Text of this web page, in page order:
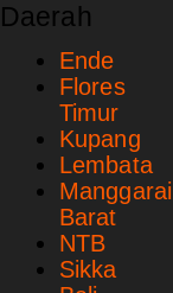
Daerah
Ende
Flores
Timur
Kupang
Lembata
Manggarai
Barat
NTB
Sikka